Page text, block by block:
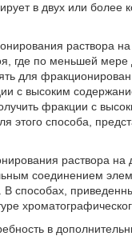
в двух или
раствора
где по меньшей
для
с высоким
фракции с
этого способа,
раствора
соединением
способах,
в